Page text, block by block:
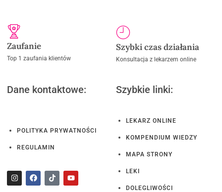
Zaufanie
Top 1 zaufania klientów
Szybki czas działania
Konsultacja z lekarzem online
Dane kontaktowe:
POLITYKA PRYWATNOŚCI
REGULAMIN
Szybkie linki:
LEKARZ ONLINE
KOMPENDIUM WIEDZY
MAPA STRONY
LEKI
DOLEGLIWOŚCI